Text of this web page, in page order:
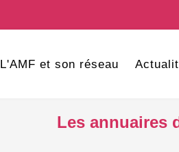
L'AMF et son réseau
Les annuaires